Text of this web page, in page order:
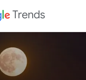
Trends